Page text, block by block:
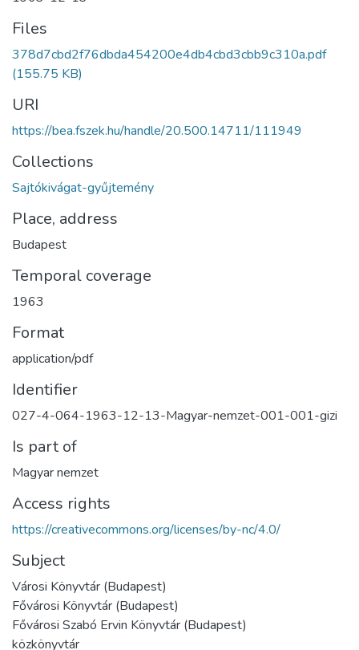
Files
378d7cbd2f76dbda454200e4db4cbd3cbb9c310a.pdf
(155.75 KB)
URI
https://bea.fszek.hu/handle/20.500.14711/111949
Collections
Sajtókivágat-gyűjtemény
Place, address
Budapest
Temporal coverage
1963
Format
application/pdf
Identifier
027-4-064-1963-12-13-Magyar-nemzet-001-001-gizi
Is part of
Magyar nemzet
Access rights
https://creativecommons.org/licenses/by-nc/4.0/
Subject
Városi Könyvtár (Budapest)
Fővárosi Könyvtár (Budapest)
Fővárosi Szabó Ervin Könyvtár (Budapest)
közkönyvtár